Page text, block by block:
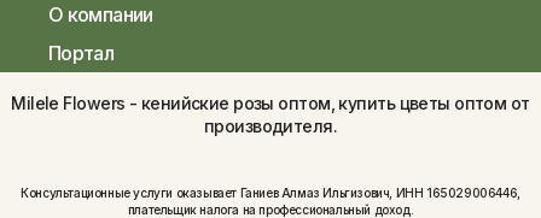
О компании
Портал
Milele Flowers - кенийские розы оптом, купить цветы оптом от
производителя.
Консультационные услуги оказывает Ганиев Алмаз Ильгизович, ИНН 165029006446,
плательщик налога на профессиональный доход.